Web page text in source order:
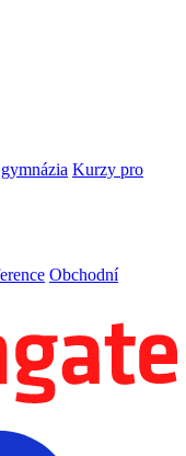
Kurzy pro
Obchodní